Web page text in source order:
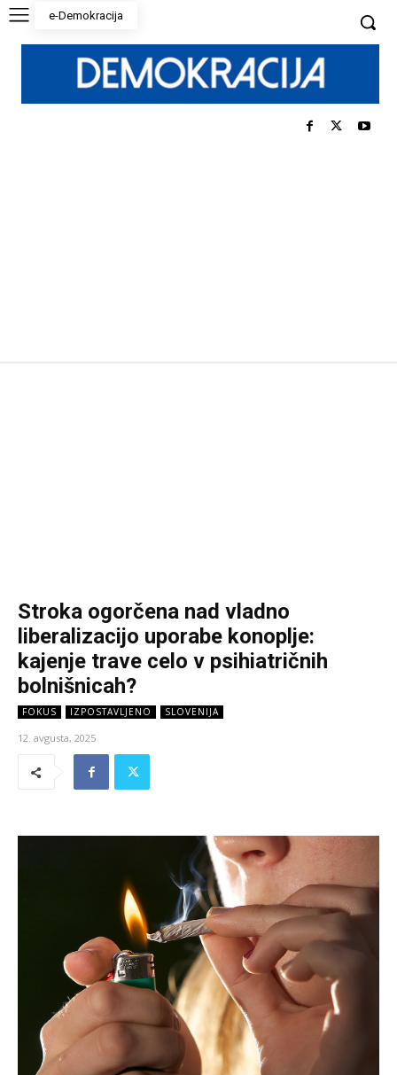
e-Demokracija
Stroka ogorčena nad vladno
liberalizacijo uporabe konoplje:
kajenje trave celo v psihiatričnih
bolnišnicah?
FOKUS IZPOSTAVLJENO SLOVENIJA
12. avgusta, 2025